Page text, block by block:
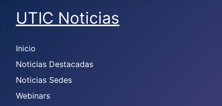
UTIC Noticias
Inicio
Noticias Destacadas
Noticias Sedes
Webinars